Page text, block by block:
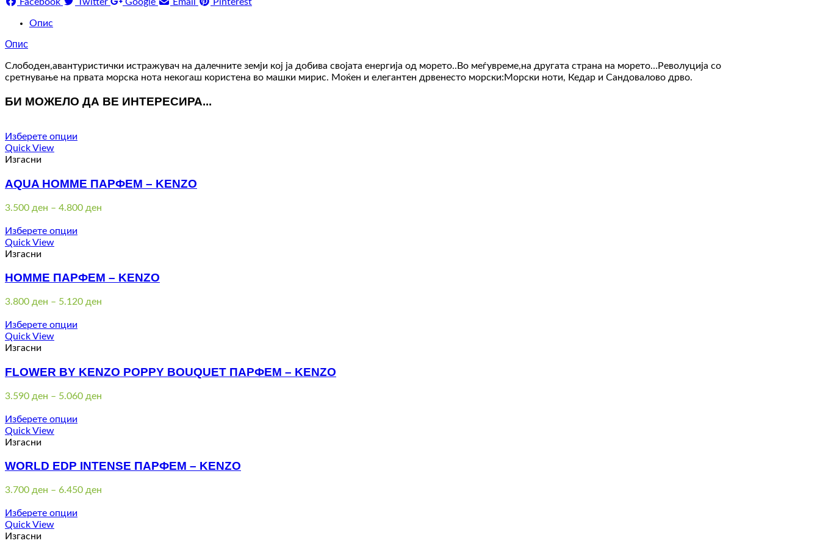
Опис
Опис
Слободен,авантуристички истражувач на далечните земји кој ја добива својата енергија од морето..Во меѓувреме,на другата страна на морето…Револуција со
сретнување на првата морска нота некогаш користена во машки мирис. Моќен и елегантен дрвенесто морски:Морски ноти, Кедар и Сандовалово дрво.
БИ МОЖЕЛО ДА ВЕ ИНТЕРЕСИРА...
Изберете опции
Quick View
Изгасни
AQUA HOMME ПАРФЕМ – KENZO
3.500 ден – 4.800 ден
Изберете опции
Quick View
Изгасни
HOMME ПАРФЕМ – KENZO
3.800 ден – 5.120 ден
Изберете опции
Quick View
Изгасни
FLOWER BY KENZO POPPY BOUQUET ПАРФЕМ – KENZO
3.590 ден – 5.060 ден
Изберете опции
Quick View
Изгасни
WORLD EDP INTENSE ПАРФЕМ – KENZO
3.700 ден – 6.450 ден
Изберете опции
Quick View
Изгасни